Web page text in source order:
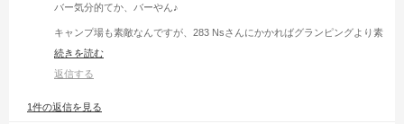
バー気分的てか、バーやん♪
キャンプ場も素敵なんですが、283 Nsさんにかかればグランピングより素
続きを読む
返信する
1件の返信を見る